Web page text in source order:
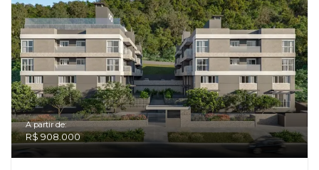
A partir de:
R$ 908.000